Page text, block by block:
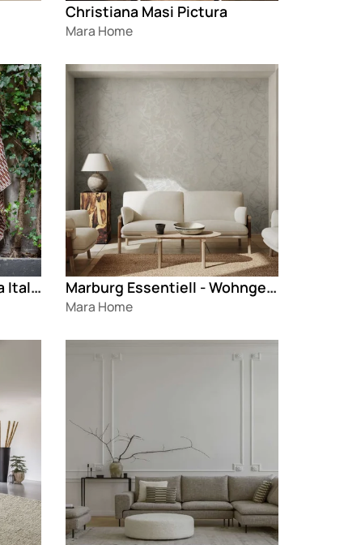
Christiana Masi Pictura
Mara Home
Mara Home Select™ Aura Italia
Loading
Marburg Essentiell - Wohngesund
Mara Home